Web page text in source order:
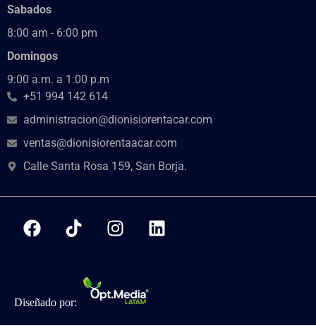
Sabados
8:00 am - 6:00 pm
Domingos
9:00 a.m. a 1:00 p.m
+51 994 142 614
administracion@dionisiorentacar.com
ventas@dionisiorentaacar.com
Calle Santa Rosa 159, San Borja.
Diseñado por: